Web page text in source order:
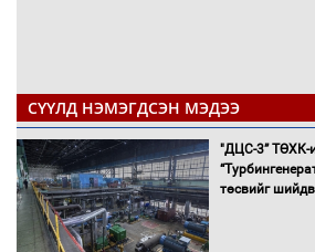
СҮҮЛД НЭМЭГДСЭН МЭДЭЭ
"ДЦС-3” ТӨХК-
төсвийг